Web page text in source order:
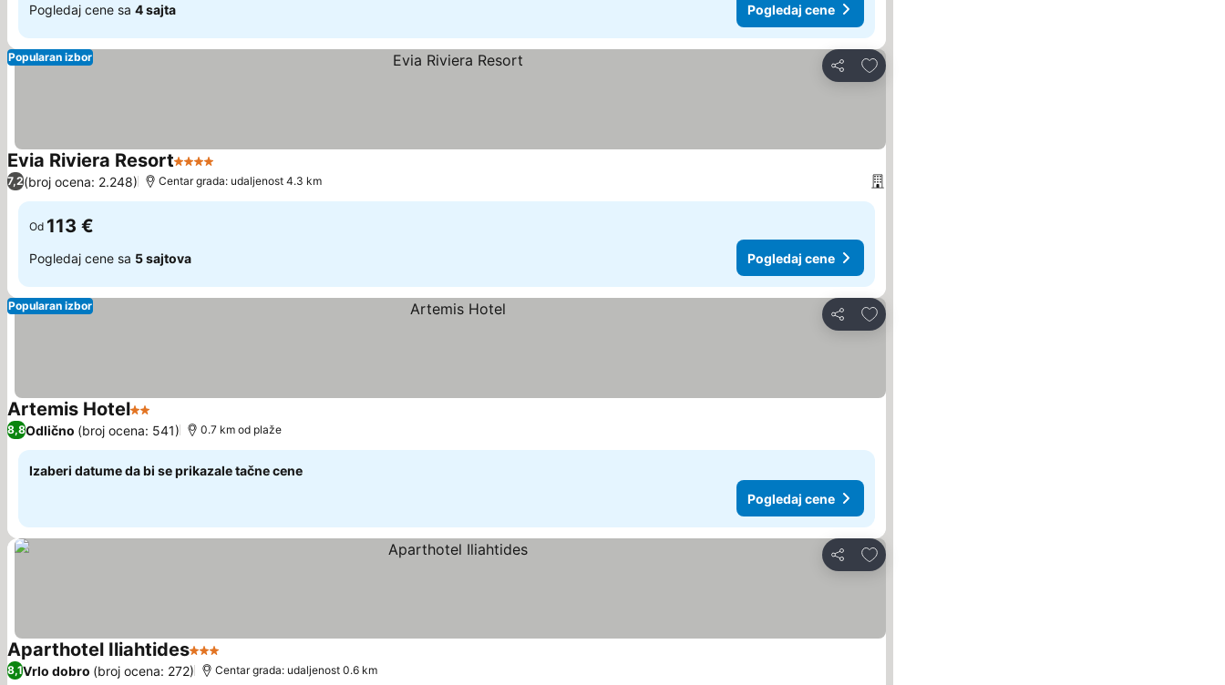
Pogledaj cene sa 4 sajta Pogledaj cene
Deli
Dodati u favorite
Popularan izbor
Evia Riviera Resort4 Zvezdice
7,2(broj ocena: 2.248) Centar grada: udaljenost 4.3 km
Od 113 €
Pogledaj cene sa 5 sajtova Pogledaj cene
Deli
Dodati u favorite
Popularan izbor
Artemis Hotel2 ZvezdicePogledaj cene
8,8Odlično (broj ocena: 541) 0.7 km od plaže
Izaberi datume da bi se prikazale tačne cene
Pogledaj cene
Deli
Dodati u favorite
Aparthotel Iliahtides3 Zvezdice
8,1Vrlo dobro (broj ocena: 272) Centar grada: udaljenost 0.6 km